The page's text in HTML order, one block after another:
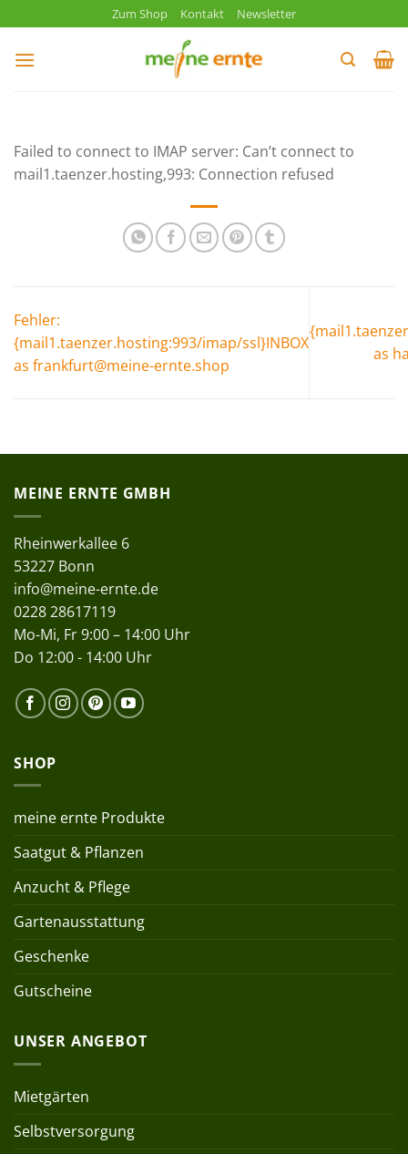
Inhalt
springen
Zum Shop Kontakt Newsletter
Failed to connect to IMAP server: Can’t connect to
mail1.taenzer.hosting,993: Connection refused
Fehler:
{mail1.taenzer.hosting:993/imap/ssl}INBOX
as frankfurt@meine-ernte.shop
as
MEINE ERNTE GMBH
Rheinwerkallee 6
53227 Bonn
info@meine-ernte.de
0228 28617119
Mo-Mi, Fr 9:00 – 14:00 Uhr
Do 12:00 - 14:00 Uhr
SHOP
meine ernte Produkte
Saatgut & Pflanzen
Anzucht & Pflege
Gartenausstattung
Geschenke
Gutscheine
UNSER ANGEBOT
Mietgärten
Selbstversorgung